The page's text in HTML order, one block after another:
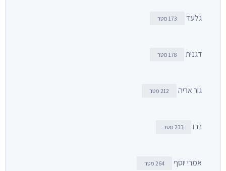
גלעד 173 מטר
דגנית 178 מטר
גור אריה 212 מטר
נבו 233 מטר
אמרי יוסף 264 מטר